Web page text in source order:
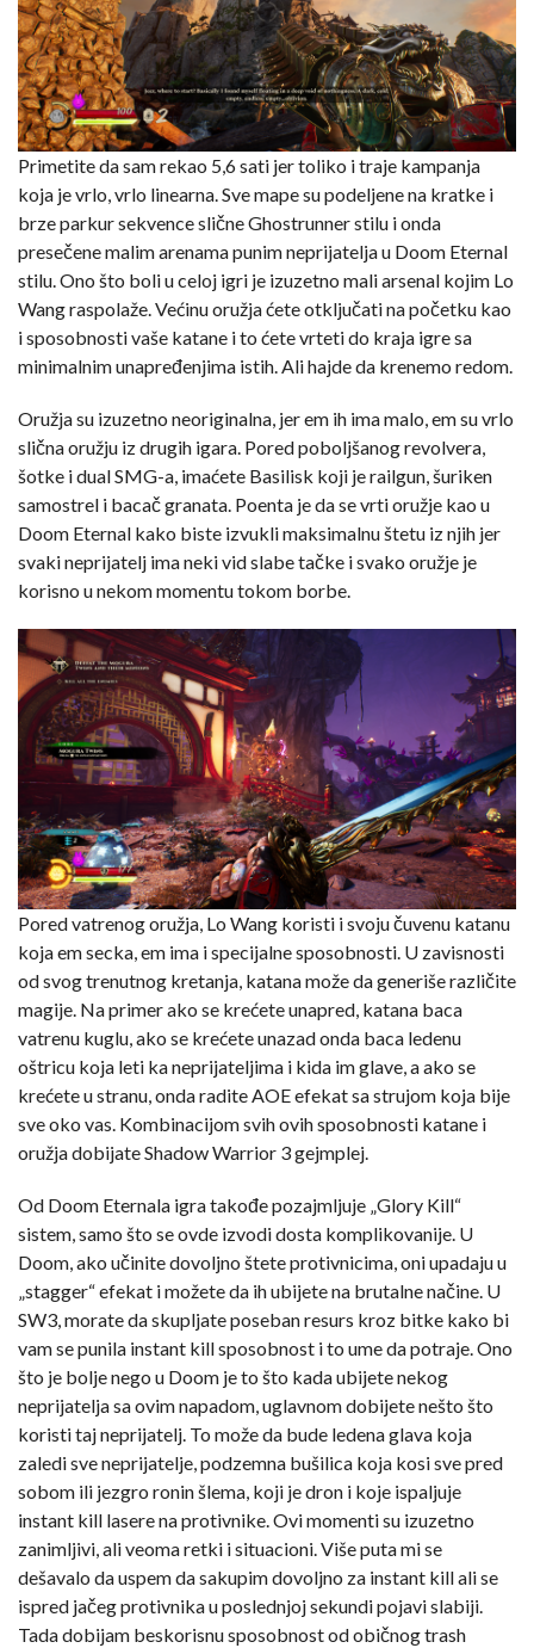
Primetite da sam rekao 5,6 sati jer toliko i traje kampanja
koja je vrlo, vrlo linearna. Sve mape su podeljene na kratke i
brze parkur sekvence slične Ghostrunner stilu i onda
presečene malim arenama punim neprijatelja u Doom Eternal
stilu. Ono što boli u celoj igri je izuzetno mali arsenal kojim Lo
Wang raspolaže. Većinu oružja ćete otključati na početku kao
i sposobnosti vaše katane i to ćete vrteti do kraja igre sa
minimalnim unapređenjima istih. Ali hajde da krenemo redom.
Oružja su izuzetno neoriginalna, jer em ih ima malo, em su vrlo
slična oružju iz drugih igara. Pored poboljšanog revolvera,
šotke i dual SMG-a, imaćete Basilisk koji je railgun, šuriken
samostrel i bacač granata. Poenta je da se vrti oružje kao u
Doom Eternal kako biste izvukli maksimalnu štetu iz njih jer
svaki neprijatelj ima neki vid slabe tačke i svako oružje je
korisno u nekom momentu tokom borbe.
Pored vatrenog oružja, Lo Wang koristi i svoju čuvenu katanu
koja em secka, em ima i specijalne sposobnosti. U zavisnosti
od svog trenutnog kretanja, katana može da generiše različite
magije. Na primer ako se krećete unapred, katana baca
vatrenu kuglu, ako se krećete unazad onda baca ledenu
oštricu koja leti ka neprijateljima i kida im glave, a ako se
krećete u stranu, onda radite AOE efekat sa strujom koja bije
sve oko vas. Kombinacijom svih ovih sposobnosti katane i
oružja dobijate Shadow Warrior 3 gejmplej.
Od Doom Eternala igra takođe pozajmljuje „Glory Kill“
sistem, samo što se ovde izvodi dosta komplikovanije. U
Doom, ako učinite dovoljno štete protivnicima, oni upadaju u
„stagger“ efekat i možete da ih ubijete na brutalne načine. U
SW3, morate da skupljate poseban resurs kroz bitke kako bi
vam se punila instant kill sposobnost i to ume da potraje. Ono
što je bolje nego u Doom je to što kada ubijete nekog
neprijatelja sa ovim napadom, uglavnom dobijete nešto što
koristi taj neprijatelj. To može da bude ledena glava koja
zaledi sve neprijatelje, podzemna bušilica koja kosi sve pred
sobom ili jezgro ronin šlema, koji je dron i koje ispaljuje
instant kill lasere na protivnike. Ovi momenti su izuzetno
zanimljivi, ali veoma retki i situacioni. Više puta mi se
dešavalo da uspem da sakupim dovoljno za instant kill ali se
ispred jačeg protivnika u poslednjoj sekundi pojavi slabiji.
Tada dobijam beskorisnu sposobnost od običnog trash